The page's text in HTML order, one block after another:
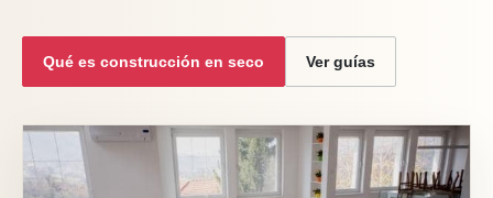
Qué es construcción en seco Ver guías